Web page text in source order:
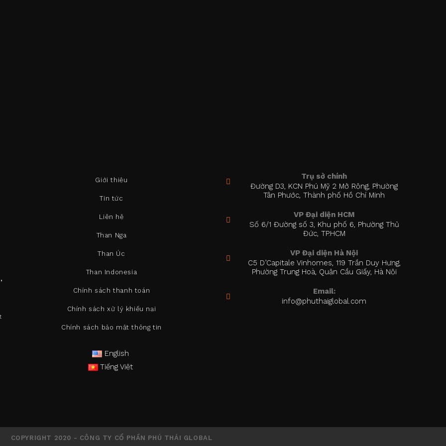
Giới thiệu
Tin tức
Liên hệ
Than Nga
Than Úc
Than Indonesia
Chính sách thanh toán
Chính sách xử lý khiếu nại
Chính sách bảo mật thông tin
English
Tiếng Việt
Trụ sở chính
Đường D3, KCN Phú Mỹ 2 Mở Rộng, Phường
Tân Phước, Thành phố Hồ Chí Minh
VP Đại diện HCM
Số 6/1 Đường số 3, Khu phố 6, Phường Thủ
Đức, TP.HCM
VP Đại diện Hà Nội
C5 D’Capitale Vinhomes, 119 Trần Duy Hưng,
Phường Trung Hoà, Quận Cầu Giấy, Hà Nội
Email:
info@phuthaiglobal.com
COPYRIGHT 2020 - CÔNG TY CỔ PHẦN PHÚ THÁI GLOBAL